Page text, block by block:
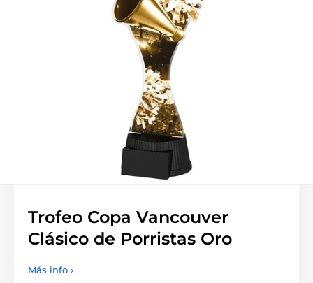
Trofeo Copa Vancouver
Clásico de Porristas Oro
Más info ›